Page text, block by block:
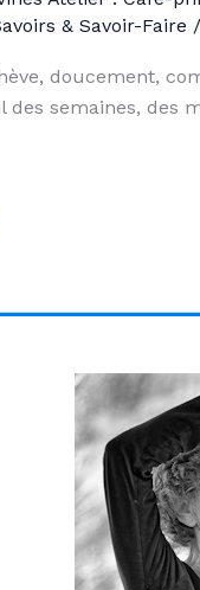
& Savoir-Faire /
doucement,
des semaines, des